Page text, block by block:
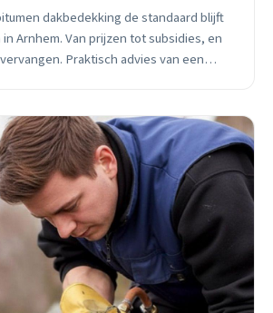
dakbedekking de standaard blijft
Arnhem. Van prijzen tot subsidies, en
Praktisch advies van een